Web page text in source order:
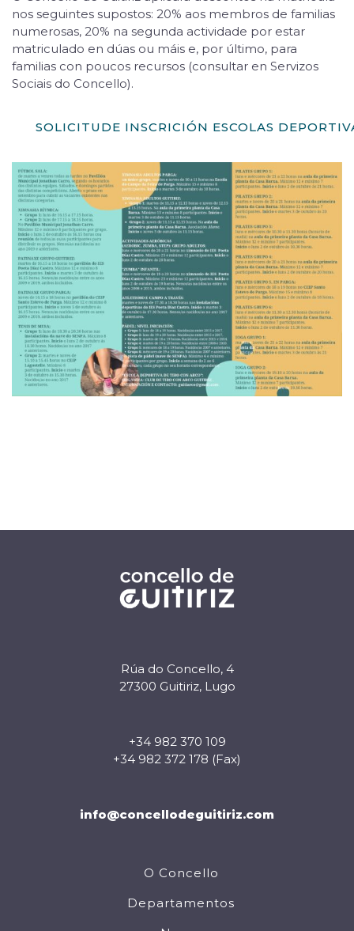
nos seguintes supostos: 20% aos membros de familias
numerosas, 20% na segunda actividade por estar
matriculado en dúas ou máis e, por último, para
familias con poucos recursos (consultar en Servizos
Sociais do Concello).
SOLICITUDE INSCRICIÓN ESCOLAS
Rúa do Concello, 4
27300 Guitiriz, Lugo
+34 982 370 109
+34 982 372 178 (Fax)
info@concellodeguitiriz.com
O Concello
Departamentos